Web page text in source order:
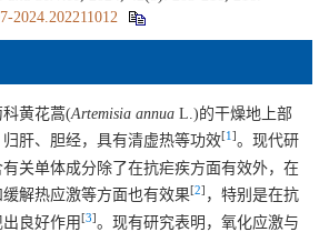
2024.202211012
科黄花蒿(Artemisia annua L.)的干燥地上部
肝、胆经，具有清虚热等功效[1 ]。现代研
关单体成分除了在抗疟疾方面有效外，在
解热应激等方面也有效果[2] ，特别是在抗
良好作用 [3]。现有研究表明，氧化应激与